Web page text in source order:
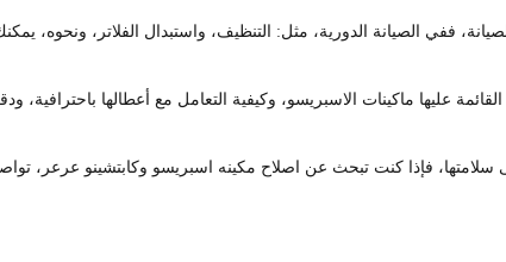
ففي الصيانة الدورية، مثل: التنظيف، واستبدال الفلاتر، ونحوه، يمكنك
عليها ماكينات الاسبريسو، وكيفية التعامل مع أعطالها باحترافية،
فإذا كنت تبحث عن اصلاح مكينه اسبريسو وكابتشينو عرعر،